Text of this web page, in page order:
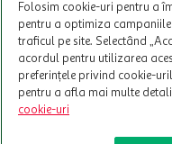
activitati in afara celor
nu raspunde pentru
care aceste este suspendat
intretineri sau reparatii
Folosim cookie-uri pentru a
pentru a optimiza
traficul pe site. Selectând
acordul pentru utilizarea
preferințele privind cookie-
pentru a afla mai multe
cookie-uri